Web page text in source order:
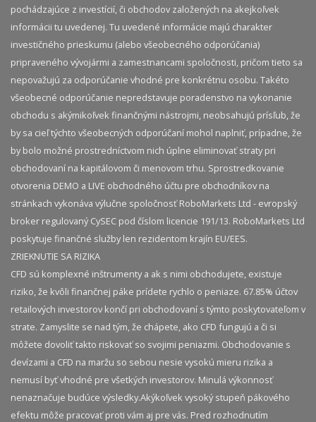
pochádzajúce z investícií, či obchodov založených na akejkoľvek
informácii tu uvedenej. Tu uvedené informácie majú charakter
investičného prieskumu (alebo všeobecného odporúčania)
pripraveného vývojármi a zamestnancami spoločnosti, pričom tieto sa
nepovažujú za odporúčanie vhodné pre konkrétnu osobu. Takéto
všeobecné odporúčanie nepredstavuje poradenstvo na vykonanie
obchodu s akýmikoľvek finančnými nástrojmi, neobsahujú prísľub, že
by sa cieľ týchto všeobecných odporúčaní mohol naplniť, prípadne, že
by bolo možné prostredníctvom nich úplne eliminovať straty pri
obchodovaní na kapitálovom či menovom trhu. Sprostredkovanie
otvorenia DEMO a LIVE obchodného účtu pre obchodníkov na
stránkach vykonáva výlučne spoločnosť RoboMarkets Ltd - evropský
broker regulovaný CySEC pod číslom licencie 191/13. RoboMarkets Ltd
poskytuje finančné služby len rezidentom krajín EU/EES.
ZRIEKNUTIE SA RIZIKA
CFD sú komplexné inštrumenty a ak s nimi obchodujete, existuje
riziko, že kvôli finančnej páke prídete rychlo o peniaze. 67.85% účtov
retailových investorov končí pri obchodovaní s týmto poskytovateľom v
strate. Zamyslite se nad tým, že chápete, ako CFD fungujú a či si
môžete dovoliť takto riskovať so svojimi peniazmi. Obchodovanie s
devízami a CFD na maržu so sebou nesie vysokú mieru rizika a
nemusí byť vhodné pre všetkých investorov. Minulá výkonnosť
nenaznačuje budúce výsledky.​ Akýkoľvek vysoký stupeň pákového
efektu môže pracovať proti vám aj pre vás. Pred rozhodnutím